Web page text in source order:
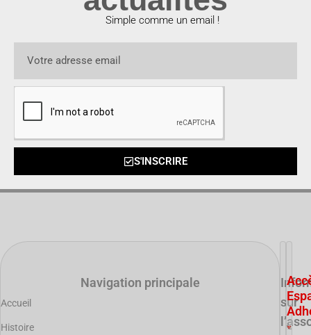
Simple comme un email !
S'INSCRIRE
Navigation principale
Accueil
Histoire
sur